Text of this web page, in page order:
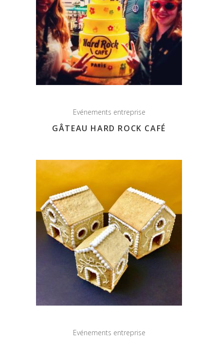
Evénements entreprise
GÂTEAU HARD ROCK CAFÉ
Evénements entreprise